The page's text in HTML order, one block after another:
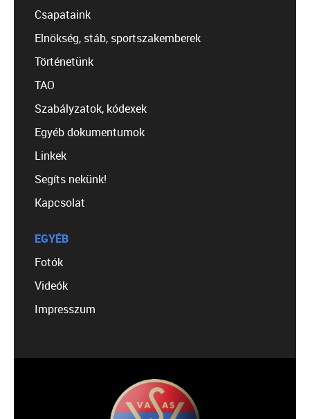
Csapataink
Elnökség, stáb, sportszakemberek
Történetünk
TAO
Szabályzatok, kódexek
Egyéb dokumentumok
Linkek
Segíts nekünk!
Kapcsolat
EGYÉB
Fotók
Videók
Impresszum